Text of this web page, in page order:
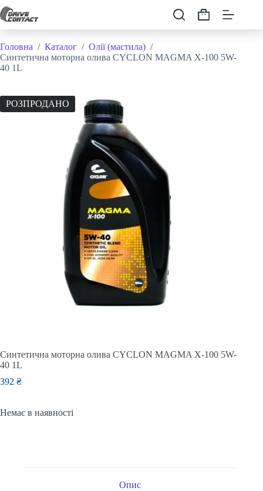
Перейти
до
Кошик
Головна / Каталог / Олії (мастила) /
Синтетична моторна олива CYCLON MAGMA X-100 5W-
40 1L
РОЗПРОДАНО
Синтетична моторна олива CYCLON MAGMA X-100 5W-
40 1L
392 ₴
Немає в наявності
Опис